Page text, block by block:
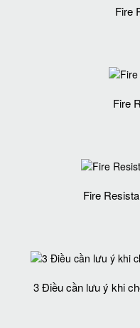
Fire
Fire
Fire
3 Điều cần lưu ý khi